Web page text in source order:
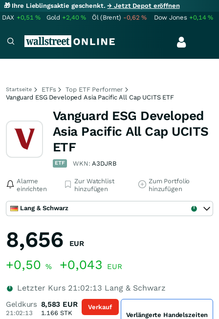
🎁 Ihre Lieblingsaktie geschenkt.→ Jetzt Depot eröffnen
DAX +0,51% Gold +2,40% Öl (Brent) -0,62% Dow Jones +0,14%
Startseite ETFs
Top ETF Performer
Vanguard ESG Developed Asia Pacific All Cap UCITS ETF
Vanguard ESG Developed
Asia Pacific All Cap UCITS
ETF
ETF WKN:A3DJRB
Alarme
einrichten
Zur Watchlist
hinzufügen
Zum Portfolio
hinzufügen
Lang & Schwarz
8,656 EUR
+0,50 % +0,043 EUR
Letzter Kurs 21:02:13 Lang & Schwarz
Geldkurs
21:02:13
8,583 EUR
1.166STK
Verkauf
Verlängerte Handelszeiten